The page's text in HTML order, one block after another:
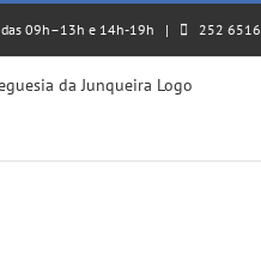
das 09h–13h e 14h-19h | 252